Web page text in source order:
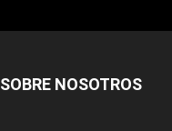
SOBRE NOSOTROS